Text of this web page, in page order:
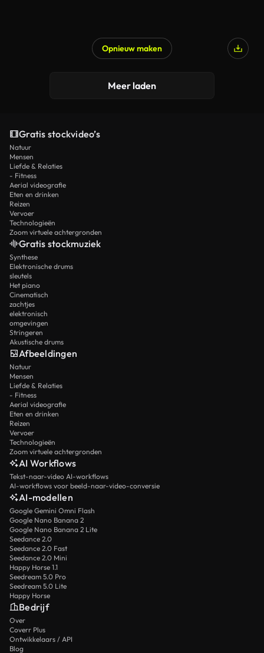
Opnieuw maken
Meer laden
Gratis stockvideo’s
Natuur
Mensen
Liefde & Relaties
- Fitness
Aerial videografie
Eten en drinken
Reizen
Vervoer
Technologieën
Zoom virtuele achtergronden
Gratis stockmuziek
Synthese
Elektronische drums
sleutels
Het piano
Cinematisch
zachtjes
elektronisch
omgevingen
Stringeren
Akustische drums
Afbeeldingen
Natuur
Mensen
Liefde & Relaties
- Fitness
Aerial videografie
Eten en drinken
Reizen
Vervoer
Technologieën
Zoom virtuele achtergronden
AI Workflows
Tekst-naar-video AI-workflows
AI-workflows voor beeld-naar-video-conversie
AI-modellen
Google Gemini Omni Flash
Google Nano Banana 2
Google Nano Banana 2 Lite
Seedance 2.0
Seedance 2.0 Fast
Seedance 2.0 Mini
Happy Horse 1.1
Seedream 5.0 Pro
Seedream 5.0 Lite
Happy Horse
Bedrijf
Over
Coverr Plus
Ontwikkelaars / API
Blog